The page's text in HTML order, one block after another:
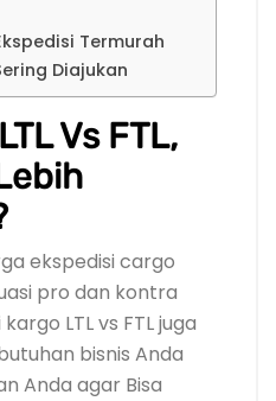
Termurah
Diajukan
Vs FTL,
ekspedisi cargo
pro dan kontra
LTL vs FTL juga
bisnis Anda
Anda agar Bisa